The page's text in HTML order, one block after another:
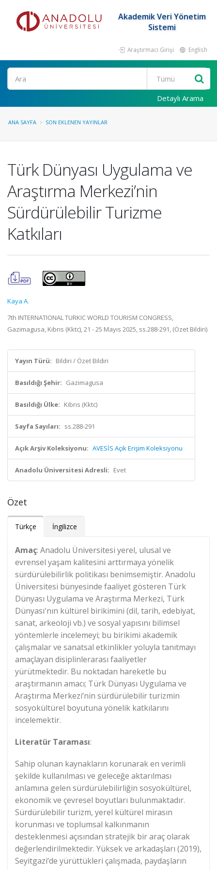
Akademik Veri Yönetim
Sistemi
Araştırmacı Girişi English
Ara
Detaylı Arama
ANA SAYFA SON EKLENEN YAYINLAR
Türk Dünyası Uygulama ve
Araştırma Merkezi’nin
Sürdürülebilir Turizme
Katkıları
Kaya A.
7th INTERNATIONAL TURKIC WORLD TOURISM CONGRESS,
Gazimagusa, Kıbrıs (Kktc), 21 - 25 Mayıs 2025, ss.288-291, (Özet Bildiri)
Yayın Türü: Bildiri / Özet Bildiri
Basıldığı Şehir: Gazimagusa
Basıldığı Ülke: Kıbrıs (Kktc)
Sayfa Sayıları: ss.288-291
Açık Arşiv Koleksiyonu: AVESİS Açık Erişim Koleksiyonu
Anadolu Üniversitesi Adresli: Evet
Özet
Türkçe İngilizce
Amaç: Anadolu Üniversitesi yerel, ulusal ve
evrensel yaşam kalitesini arttırmaya yönelik
sürdürülebilirlik politikası benimsemiştir. Anadolu
Üniversitesi bünyesinde faaliyet gösteren Türk
Dünyası Uygulama ve Araştırma Merkezi, Türk
Dünyası'nın kültürel birikimini (dil, tarih, edebiyat,
sanat, arkeoloji vb.) ve sosyal yapısını bilimsel
yöntemlerle incelemeyi; bu birikimi akademik
çalışmalar ve sanatsal etkinlikler yoluyla tanıtmayı
amaçlayan disiplinlerarası faaliyetler
yürütmektedir. Bu noktadan hareketle bu
araştırmanın amacı; Türk Dünyası Uygulama ve
Araştırma Merkezi’nin sürdürülebilir turizmin
sosyokültürel boyutuna yönelik katkılarını
incelemektir.
Literatür Taraması:
Sahip olunan kaynakların korunarak en verimli
şekilde kullanılması ve geleceğe aktarılması
anlamına gelen sürdürülebilirliğin sosyokültürel,
ekonomik ve çevresel boyutları bulunmaktadır.
Sürdürülebilir turizm, yerel kültürel mirasın
korunması ve toplumsal kalkınmanın
desteklenmesi açısından stratejik bir araç olarak
değerlendirilmektedir. Yüksek ve arkadaşları (2019),
Seyitgazi’de yürüttükleri çalışmada, paydaşların